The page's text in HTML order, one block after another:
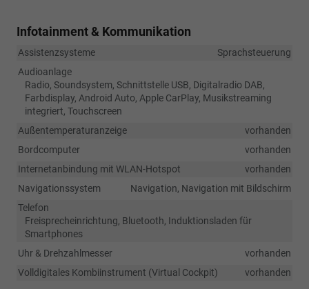
Infotainment & Kommunikation
Assistenzsysteme
Sprachsteuerung
Audioanlage
Radio, Soundsystem, Schnittstelle USB, Digitalradio DAB,
Farbdisplay, Android Auto, Apple CarPlay, Musikstreaming
integriert, Touchscreen
Außentemperaturanzeige
vorhanden
Bordcomputer
vorhanden
Internetanbindung mit WLAN-Hotspot
vorhanden
Navigationssystem
Navigation, Navigation mit Bildschirm
Telefon
Freisprecheinrichtung, Bluetooth, Induktionsladen für
Smartphones
Uhr & Drehzahlmesser
vorhanden
Volldigitales Kombiinstrument (Virtual Cockpit)
vorhanden